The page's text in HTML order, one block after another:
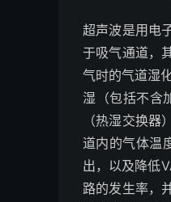
超声波是用电
于吸气通道，
气时的气道湿
湿（包括不含
（热湿交换
道内的气体温
出，以及降低
路的发生率，